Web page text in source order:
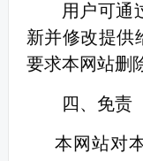
用户可通
新并修改提供
要求本网站删
四、免责
本网站对